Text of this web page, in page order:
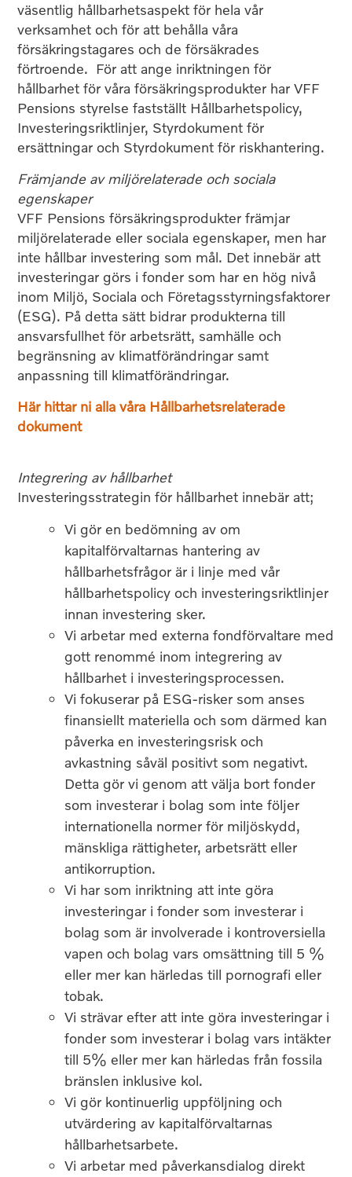
väsentlig hållbarhetsaspekt för hela vår
verksamhet och för att behålla våra
försäkringstagares och de försäkrades
förtroende. För att ange inriktningen för
hållbarhet för våra försäkringsprodukter har VFF
Pensions styrelse fastställt Hållbarhetspolicy,
Investeringsriktlinjer, Styrdokument för
ersättningar och Styrdokument för riskhantering.
Främjande av miljörelaterade och sociala
egenskaper
VFF Pensions försäkringsprodukter främjar
miljörelaterade eller sociala egenskaper, men har
inte hållbar investering som mål. Det innebär att
investeringar görs i fonder som har en hög nivå
inom Miljö, Sociala och Företagsstyrningsfaktorer
(ESG). På detta sätt bidrar produkterna till
ansvarsfullhet för arbetsrätt, samhälle och
begränsning av klimatförändringar samt
anpassning till klimatförändringar.
Här hittar ni alla våra Hållbarhetsrelaterade
dokument
Integrering av hållbarhet
Investeringsstrategin för hållbarhet innebär att;
Vi gör en bedömning av om
kapitalförvaltarnas hantering av
hållbarhetsfrågor är i linje med vår
hållbarhetspolicy och investeringsriktlinjer
innan investering sker.
Vi arbetar med externa fondförvaltare med
gott renommé inom integrering av
hållbarhet i investeringsprocessen.
Vi fokuserar på ESG-risker som anses
finansiellt materiella och som därmed kan
påverka en investeringsrisk och
avkastning såväl positivt som negativt.
Detta gör vi genom att välja bort fonder
som investerar i bolag som inte följer
internationella normer för miljöskydd,
mänskliga rättigheter, arbetsrätt eller
antikorruption.
Vi har som inriktning att inte göra
investeringar i fonder som investerar i
bolag som är involverade i kontroversiella
vapen och bolag vars omsättning till 5 %
eller mer kan härledas till pornografi eller
tobak.
Vi strävar efter att inte göra investeringar i
fonder som investerar i bolag vars intäkter
till 5% eller mer kan härledas från fossila
bränslen inklusive kol.
Vi gör kontinuerlig uppföljning och
utvärdering av kapitalförvaltarnas
hållbarhetsarbete.
Vi arbetar med påverkansdialog direkt